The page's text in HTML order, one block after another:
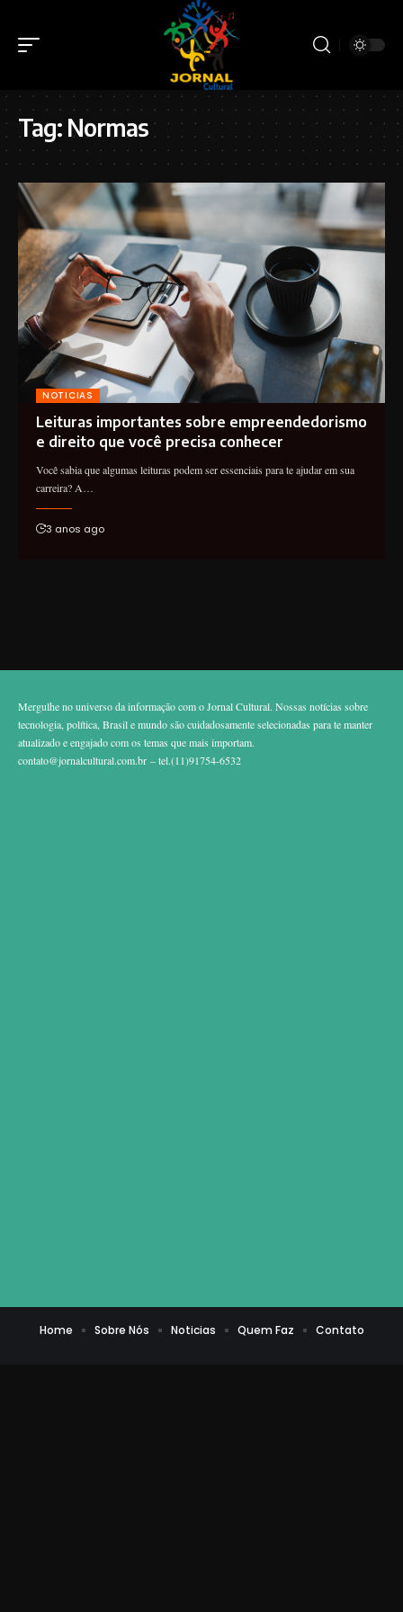
Tag: Normas
NOTICIAS
Leituras importantes sobre empreendedorismo
e direito que você precisa conhecer
Você sabia que algumas leituras podem ser essenciais para te ajudar em sua
carreira? A…
3 anos ago
Mergulhe no universo da informação com o Jornal Cultural. Nossas notícias sobre
tecnologia, política, Brasil e mundo são cuidadosamente selecionadas para te manter
atualizado e engajado com os temas que mais importam.
contato@jornalcultural.com.br – tel.(11)91754-6532
Home Sobre Nós Noticias Quem Faz Contato